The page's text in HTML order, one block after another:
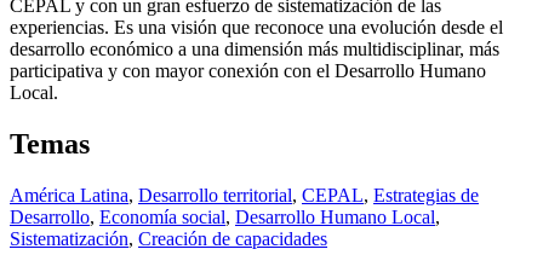
CEPAL y con un gran esfuerzo de sistematización de las
experiencias. Es una visión que reconoce una evolución desde el
desarrollo económico a una dimensión más multidisciplinar, más
participativa y con mayor conexión con el Desarrollo Humano
Local.
Temas
América Latina, Desarrollo territorial, CEPAL, Estrategias de
Desarrollo, Economía social, Desarrollo Humano Local,
Sistematización, Creación de capacidades